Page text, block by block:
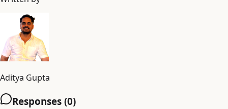
Aditya Gupta
Responses (0)